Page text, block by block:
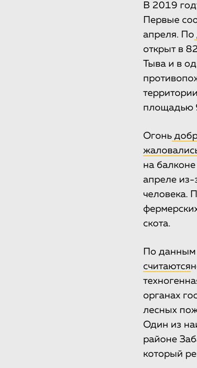
В 2019
Первые
апреля. По
открыт в
Тыва и в
площадью
Огонь
на
апреле из-
человека.
скота.
По данным
считаются
органах
лесных
Один из
районе
который